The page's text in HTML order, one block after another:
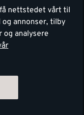
nettstedet vårt til
annonser, tilby
analysere